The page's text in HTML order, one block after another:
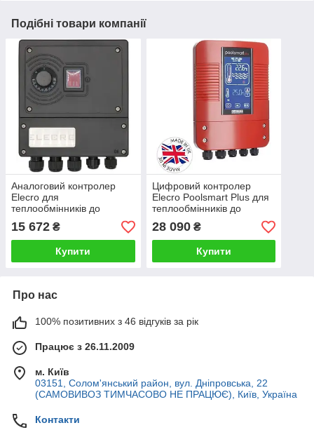
Подібні товари компанії
Аналоговий контролер
Elecro для
теплообмінників до
15 672 ₴
Купити
Цифровий контролер
Elecro Poolsmart Plus для
теплообмінників до
28 090₴
Купити
Про нас
100% позитивних з 46 відгуків за рік
Працює з 26.11.2009
м. Київ
03151, Солом'янський район, вул. Дніпровська, 22
(САМОВИВОЗ ТИМЧАСОВО НЕ ПРАЦЮЄ), Київ, Україна
Контакти